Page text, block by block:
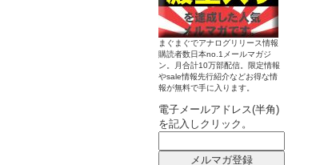
まぐまぐでアナログリリース情報
購読者数日本no.1メールマガジ
ン。月合計10万部配信。限定情報
やsale情報先行紹介などお得な情
報が無料で手に入ります。
電子メールアドレス(半角)
を記入しクリック。